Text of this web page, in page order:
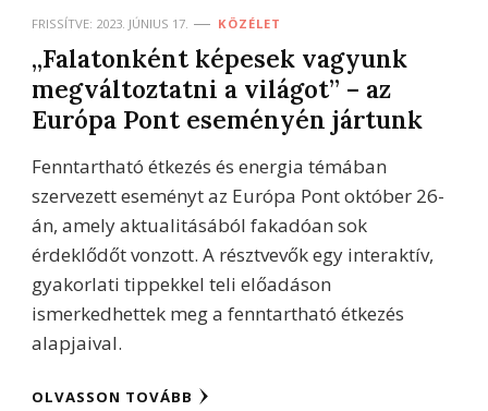
FRISSÍTVE: 2023. JÚNIUS 17. KÖZÉLET
,,Falatonként képesek vagyunk
megváltoztatni a világot” – az
Európa Pont eseményén jártunk
Fenntartható étkezés és energia témában
szervezett eseményt az Európa Pont október 26-
án, amely aktualitásából fakadóan sok
érdeklődőt vonzott. A résztvevők egy interaktív,
gyakorlati tippekkel teli előadáson
ismerkedhettek meg a fenntartható étkezés
alapjaival.
OLVASSON TOVÁBB